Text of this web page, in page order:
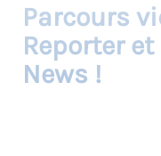
Parcours
Reporter
News !